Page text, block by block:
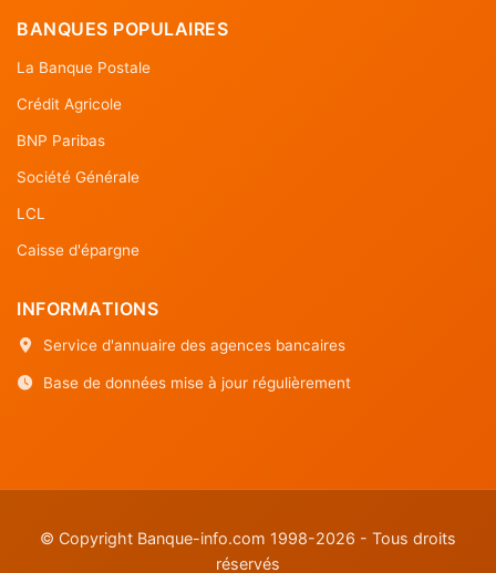
BANQUES POPULAIRES
La Banque Postale
Crédit Agricole
BNP Paribas
Société Générale
LCL
Caisse d'épargne
INFORMATIONS
Service d'annuaire des agences bancaires
Base de données mise à jour régulièrement
© Copyright Banque-info.com 1998-2026 - Tous droits
réservés